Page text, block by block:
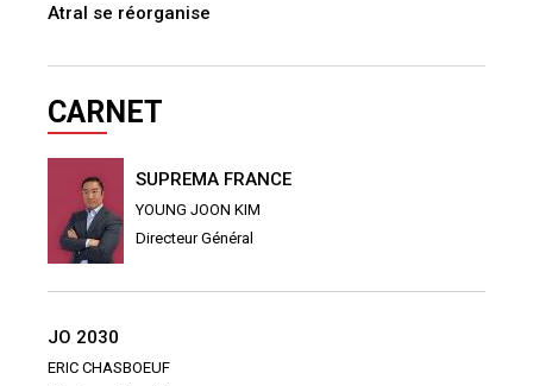
Atral se réorganise
CARNET
SUPREMA FRANCE
YOUNG JOON KIM
Directeur Général
JO 2030
ERIC CHASBOEUF